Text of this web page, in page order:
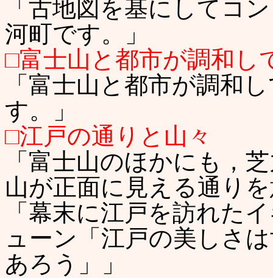
「古地図を基にしてコ
河町です。」
□富士山と都市が調和し
「富士山と都市が調和
す。」
□江戸の通りと山々
「富士山のほかにも，
山が正面に見える通り
「幕末に江戸を訪れた
ューン「江戸の美しさ
あろう」」